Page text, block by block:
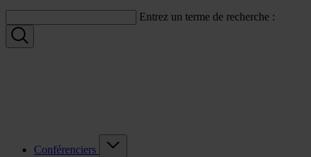
Entrez un terme de recherche :
Conférenciers